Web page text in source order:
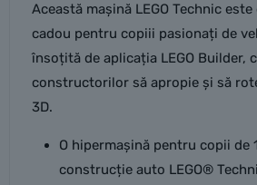
Această mașină LEGO Technic
cadou pentru copiii pasionați de
însoțită de aplicația LEGO Builder,
constructorilor să apropie și să
3D.
O hipermașină pentru copii de
construcție auto LEGO®